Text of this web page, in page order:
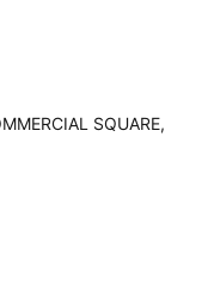
SQUARE,